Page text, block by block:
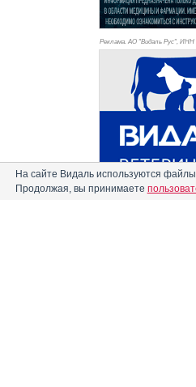
Реклама. АО "Видаль Рус", ИНН
На сайте Видаль используются
Продолжая, вы принимаете